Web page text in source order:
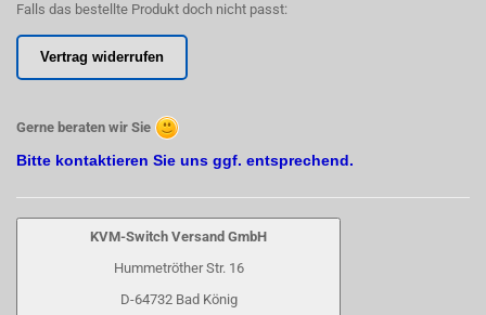
Falls das bestellte Produkt doch nicht passt:
Vertrag widerrufen
Gerne beraten wir Sie
Bitte kontaktieren Sie uns ggf. entsprechend.
KVM-Switch Versand GmbH
Hummetröther Str. 16
D-64732 Bad König